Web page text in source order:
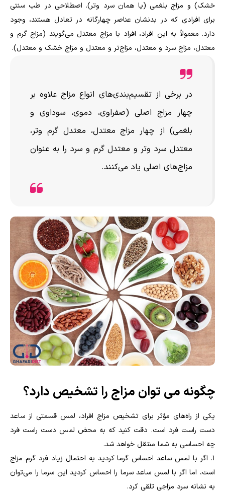
خشک) و مزاج بلغمی (یا همان سرد و‌تر). اصطلاحی در طب سنتی
برای افرادی که در بدنشان عناصر چهارگانه در تعادل هستند، وجود
دارد. معمولاً به این افراد، افراد با مزاج معتدل می‌گویند (مزاج گرم و
معتدل، مزاج سرد و معتدل، مزاج‌تر و معتدل و مزاج خشک و معتدل).
در برخی از تقسیم‌بندی‌های انواع مزاج علاوه بر
چهار مزاج اصلی (صفراوی، دموی، سوداوی و
بلغمی) از چهار مزاج معتدل، معتدل گرم و‌تر،
معتدل سرد و‌تر و معتدل گرم و سرد را به عنوان
مزاج‌های اصلی یاد می‌کنند.
چگونه می‌ توان مزاج را تشخیص دارد؟
یکی از را‌ه‌های مؤثر برای تشخیص مزاج افراد، لمس قسمتی از ساعد
دست راست فرد است. دقت کنید که به محض لمس دست راست فرد
چه احساسی به شما منتقل خواهد شد.
1. اگر با لمس ساعد احساس گرما کردید به احتمال زیاد فرد گرم مزاج
است، اما اگر با لمس ساعد سرما را احساس کردید این سرما را می‌توان
به نشانه سرد مزاجی تلقی کرد.